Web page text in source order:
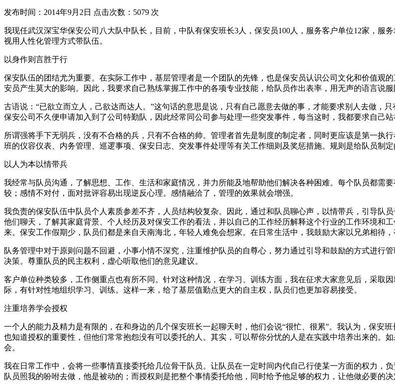
发布时间：2014年9月2日 点击次数：5079 次
我现任武汉深宝华保安公司八大队中队长，目前，中队有保安班长3人，保安员100人，服务客户单位12家，服
视用人性化管理方式带队伍。
以身作则言胜于行
保安队伍的团结尤为重要。在实际工作中，基层管理者是一个团队的先锋，也是保安员认识公司文化和价值观
安员产生莫大的影响。因此，我要求自己熟练掌握工作中的各项专业技能，给队员作出表率，用无声的语言说服
古语说：“已欲立而立人，己欲达而达人。”这句话的意思是说，只有自己愿意去做的事，才能要求别人去做，
保安公司不久便申请加入到了公司特勤队，因此经常同公司参与处理一些突发事件，每当这时，我都要求自己
所谓强将手下无弱兵，没有不合格的兵，只有不合格的帅。管理者首先是制度的制定者，同时更应该是第一执
班的仪容仪表、内务管理、巡逻事项、保安日志、突发事件处理等有关工作细则及奖惩措施。规则是给队员制
以人为本以情带兵
我经常与队员沟通，了解思想、工作、生活和家庭情况，并力所能及地帮助他们解决各种困难。每个队员都需
较；感情不对付，面对批评容易出现逆反心理。感情融洽了，管理的效果就会增强。
我负责的保安队伍中队员个人素质参差不齐，人员结构较复杂。因此，通过和队员聊心声，以情带兵，引导队
他们聊天，了解其家庭背景、个人经历及对保安工作的看法，并以自己的工作经历解释这个行业的工作环境和
来。保安工作假期少，队员们都是来自天南海北，年轻人难免会想家。在日常生活中，我鼓励大家以兄弟相待
队务管理中对于原则问题不回避，小事小情不深究，注重维护队员的自尊心，努力通过引导和鼓励的方式进行
决策。尊重队员的民主权利，虚心听取他们的意见建议。
客户单位种类较多，工作侧重点也有所不同。针对这种情况，在学习、训练方面，我在征求大家意见后，采取
际，有针对性地组织学习、训练。这样一来，给了基层值勤点更大的自主权，队员们也更加容易接受。
注重培养学会授权
一个人的能力及精力是有限的，在和身边的几个保安班长一起聊天时，他们会说“很忙、很累”。我认为，保安
也知道授权的重要性，但他们常常抱怨没有可以委托的人。其实，可以帮你分忧的人是在实践中培养出来的。
会。
我在日常工作中，会将一些事情直接委托给几位骨干队员。让队员在一定时间内代自己行使某一方面的权力，
队员照我的吩咐去做，他是被动的；而授权则是把整个事情委托给他，同时给予他足够的权力，让他做必要的决